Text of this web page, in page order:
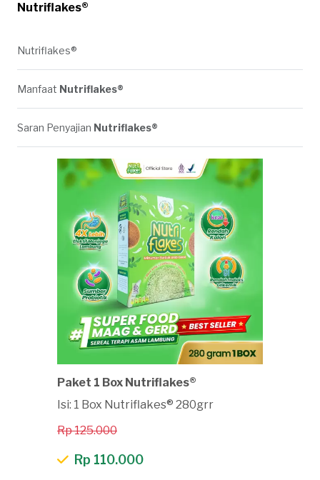
Nutriflakes®
Nutriflakes®
Manfaat Nutriflakes®
Saran Penyajian Nutriflakes®
Paket 1 Box Nutriflakes®
Isi: 1 Box Nutriflakes® 280grr
Rp 125.000
Rp 110.000